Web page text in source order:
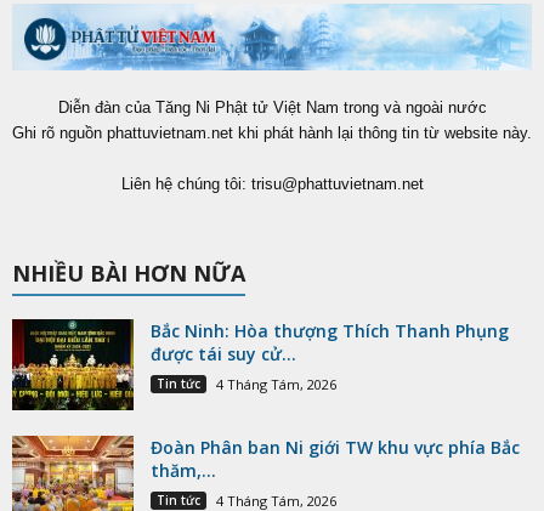
Diễn đàn của Tăng Ni Phật tử Việt Nam trong và ngoài nước
Ghi rõ nguồn phattuvietnam.net khi phát hành lại thông tin từ website này.
Liên hệ chúng tôi: trisu@phattuvietnam.net
NHIỀU BÀI HƠN NỮA
Bắc Ninh: Hòa thượng Thích Thanh Phụng
được tái suy cử...
Tin tức 4 Tháng Tám, 2026
Đoàn Phân ban Ni giới TW khu vực phía Bắc
thăm,...
Tin tức 4 Tháng Tám, 2026